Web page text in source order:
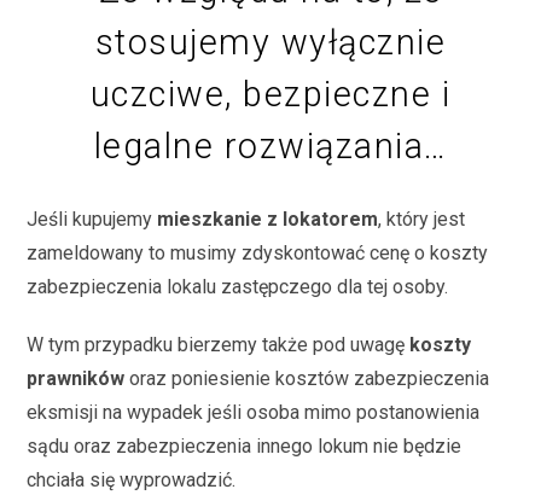
stosujemy wyłącznie
uczciwe, bezpieczne i
legalne rozwiązania…
Jeśli kupujemy mieszkanie z lokatorem, który jest
zameldowany to musimy zdyskontować cenę o koszty
zabezpieczenia lokalu zastępczego dla tej osoby.
W tym przypadku bierzemy także pod uwagę koszty
prawników oraz poniesienie kosztów zabezpieczenia
eksmisji na wypadek jeśli osoba mimo postanowienia
sądu oraz zabezpieczenia innego lokum nie będzie
chciała się wyprowadzić.